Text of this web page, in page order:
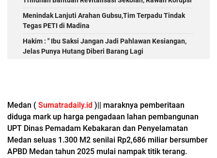
Menindak Lanjuti Arahan Gubsu,Tim Terpadu Tindak
Tegas PETI di Madina
Hakim : " Ibu Saksi Jangan Jadi Pahlawan Kesiangan,
Jelas Punya Hutang Diberi Barang Lagi
Medan ( Sumatradaily.id )|| maraknya pemberitaan
diduga mark up harga pengadaan lahan pembangunan
UPT Dinas Pemadam Kebakaran dan Penyelamatan
Medan seluas 1.300 M2 senilai Rp2,686 miliar bersumber
APBD Medan tahun 2025 mulai nampak titik terang.